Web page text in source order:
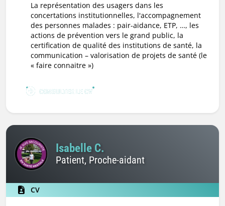
la représentation des usagers dans les
concertations institutionnelles, l'accompagnement
des personnes malades : pair-aidance, ETP, …, les
actions de prévention vers le grand public, la
certification de qualité des institutions de santé, la
communication – valorisation de projets de santé (le
« faire connaitre »)
CONSULTER LE CV
Isabelle C.
Patient, Proche-aidant
CV